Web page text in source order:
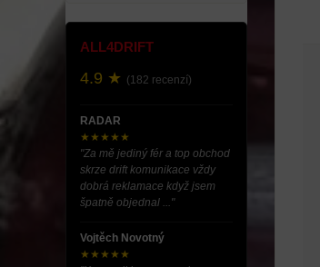
ALL4DRIFT
4.9 ★ (182 recenzí)
RADAR
★★★★★
"Za mě jediný fér a top obchod
skrze drift komunikace vždy
dobrá reklamace když jsem
špatně objednal ..."
Vojtěch Novotný
★★★★★